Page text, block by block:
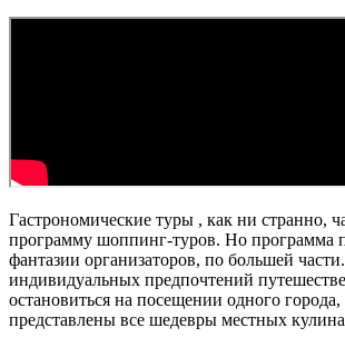
Гастрономические туры , как ни странно,
программу шоппинг-туров. Но программа
фантазии организаторов, по большей
индивидуальных предпочтений
остановиться на посещении одного города,
представлены все шедевры местных